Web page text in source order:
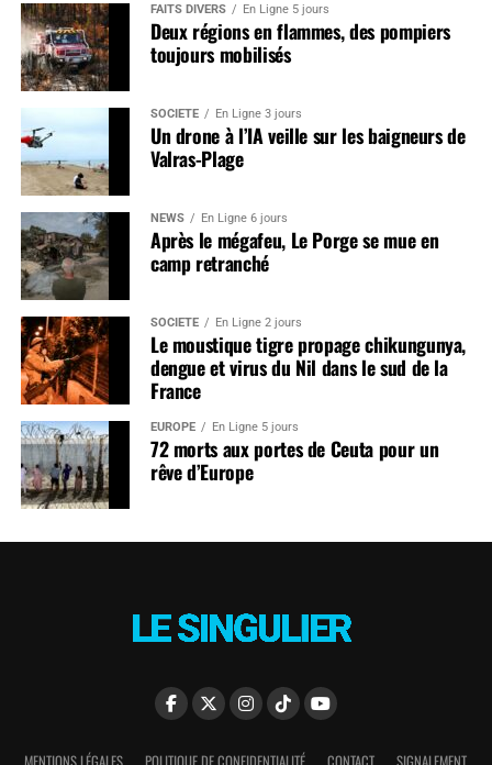
FAITS DIVERS En Ligne 5 jours
Deux régions en flammes, des pompiers
toujours mobilisés
SOCIÉTÉ En Ligne 3 jours
Un drone à l’IA veille sur les baigneurs de
Valras-Plage
NEWS En Ligne 6 jours
Après le mégafeu, Le Porge se mue en
camp retranché
SOCIÉTÉ En Ligne 2 jours
Le moustique tigre propage chikungunya,
dengue et virus du Nil dans le sud de la
France
EUROPE En Ligne 5 jours
72 morts aux portes de Ceuta pour un
rêve d’Europe